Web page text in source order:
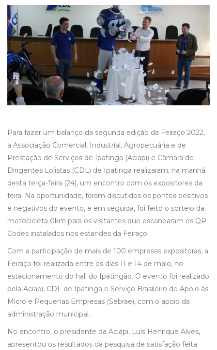
Para fazer um balanço da segunda edição da Feiraço 2022,
a Associação Comercial, Industrial, Agropecuária e de
Prestação de Serviços de Ipatinga (Aciapi) e Câmara de
Dirigentes Lojistas (CDL) de Ipatinga realizaram, na manhã
desta terça-feira (24), um encontro com os expositores da
feira. Na oportunidade, foram discutidos os pontos positivos
e negativos do evento, e em seguida, foi feito o sorteio da
motocicleta 0km para os visitantes que escanearam os QR
Codes instalados nos estandes da Feiraço.
Com a participação de mais de 100 empresas expositoras, a
Feiraço foi realizada entre os dias 11 e 14 de maio, no
estacionamento do hall do Ipatingão. O evento foi realizado
pela Aciapi, CDL de Ipatinga e Serviço Brasileiro de Apoio às
Micro e Pequenas Empresas (Sebrae), com o apoio da
administração municipal.
No encontro, o presidente da Aciapi, Luís Henrique Alves,
apresentou os resultados da pesquisa de satisfação feita